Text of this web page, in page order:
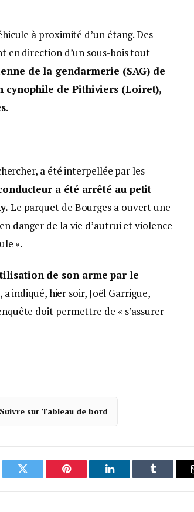
à proximité d’un étang. Des
en direction d’un sous-bois tout
de la gendarmerie (SAG) de
cynophile de Pithiviers (Loiret),
.
a été interpellée par les
a été arrêté au petit
Le parquet de Bourges a ouvert une
danger de la vie d’autrui et violence
».
de son arme par le
a indiqué, hier soir, Joël Garrigue,
doit permettre de « s’assurer
Suivre sur Tableau de bord
Twitter Pinterest LinkedIn Tumblr